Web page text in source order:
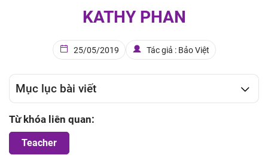
KATHY PHAN
25/05/2019 Tác giả : Bảo Việt
Mục lục bài viết
Từ khóa liên quan:
Teacher